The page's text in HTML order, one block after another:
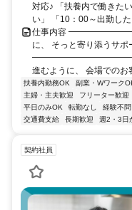
対応♪ 「扶養内で働きた
い」 「10：00～出勤し
仕事内容
に、 そっと寄り添うサポ
進むように、 会場でのお
扶養内勤務OK 副業・Wワーク
主婦・主夫歓迎
フリーター歓迎
平日のみOK
転勤なし 経験不問
交通費支給
長期歓迎 週2・3日
契約社員